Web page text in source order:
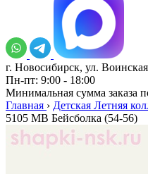
г. Новосибирск, ул.
Пн-пт: 9:00 - 18:00
Минимальная сумма заказа
Главная › Детская Летняя
5105 МВ Бейсболка (54-56)